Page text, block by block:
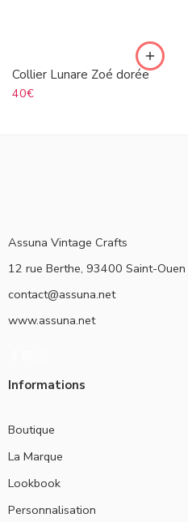
Collier Lunare Zoé dorée
40€
Assuna Vintage Crafts
12 rue Berthe, 93400 Saint-Ouen
contact@assuna.net
www.assuna.net
Informations
Boutique
La Marque
Lookbook
Personnalisation